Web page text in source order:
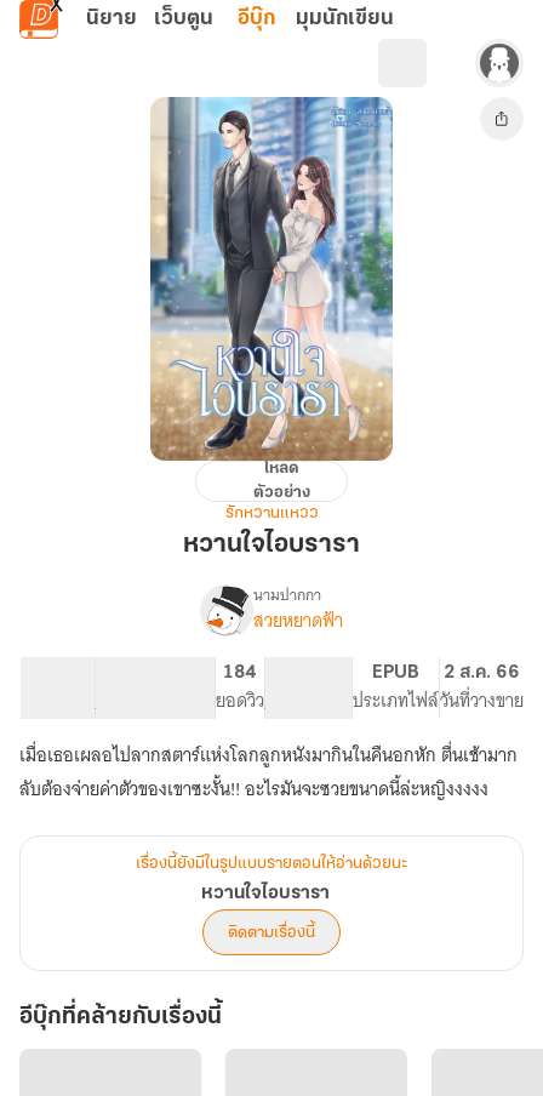
ข้ามไปยังเนื้อหาหลัก
นิยาย เว็บตูน อีบุ๊ก มุมนักเขียน
หวาน
โหลด
ตัวอย่าง
รักหวานแหวว
หวานใจไอบรารา
เรื่อง
นามปากกา
สวยหยาดฟ้า
จำนวนหน้า (A5)
184
ยอดวิวระดับเนื้อหา
EPUB
ประเภทไฟล์
2 ส.ค. 66
วันที่วางขาย
เมื่อเธอเผลอไปลากสตาร์แห่งโลกลูกหนังมากินในคืนอกหัก ตื่นเช้ามาก
ลับต้องจ่ายค่าตัวของเขาซะงั้น!! อะไรมันจะซวยขนาดนี้ล่ะหญิงงงงง
เรื่องนี้ยังมีในรูปแบบรายตอนให้อ่านด้วยนะ
หวานใจไอบรารา
ติดตามเรื่องนี้
อีบุ๊กที่คล้ายกับเรื่องนี้